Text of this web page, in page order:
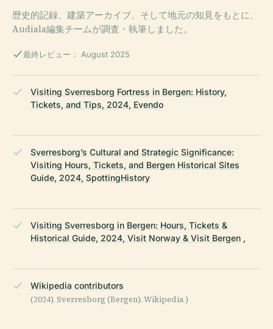
歴史的記録、建築アーカイブ、そして地元の知見をもとに、
Audiala編集チームが調査・執筆しました。
最終レビュー： August 2025
Visiting Sverresborg Fortress in Bergen: History,
Tickets, and Tips, 2024, Evendo
Sverresborg’s Cultural and Strategic Significance:
Visiting Hours, Tickets, and Bergen Historical Sites
Guide, 2024, SpottingHistory
Visiting Sverresborg in Bergen: Hours, Tickets &
Historical Guide, 2024, Visit Norway & Visit Bergen ,
Wikipedia contributors
(2024). Sverresborg (Bergen). Wikipedia )